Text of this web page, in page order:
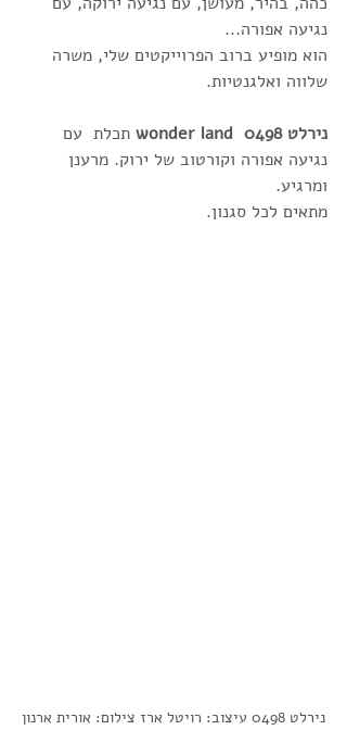
נגיעה אפורה...
הוא מופיע ברוב הפרוייקטים שלי, משרה
שלווה ואלגנטיות.
נירלט 0498  wonder land
תכלת  עם
נגיעה אפורה וקורטוב של ירוק. מרענן
ומרגיע.
מתאים לכל סגנון.
נירלט 0498 עיצוב: רויטל ארז צילום: אורית ארנון